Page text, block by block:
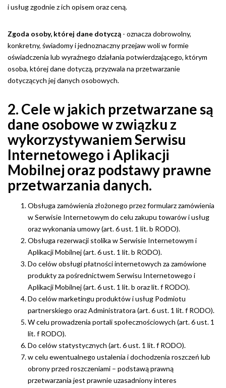
i usług zgodnie z ich opisem oraz ceną.
Zgoda osoby, której dane dotyczą - oznacza dobrowolny,
konkretny, świadomy i jednoznaczny przejaw woli w formie
oświadczenia lub wyraźnego działania potwierdzającego, którym
osoba, której dane dotyczą, przyzwala na przetwarzanie
dotyczących jej danych osobowych.
2. Cele w jakich przetwarzane są
dane osobowe w związku z
wykorzystywaniem Serwisu
Internetowego i Aplikacji
Mobilnej oraz podstawy prawne
przetwarzania danych.
Obsługa zamówienia złożonego przez formularz zamówienia
w Serwisie Internetowym do celu zakupu towarów i usług
oraz wykonania umowy (art. 6 ust. 1 lit. b RODO).
Obsługa rezerwacji stolika w Serwisie Internetowym i
Aplikacji Mobilnej (art. 6 ust. 1 lit. b RODO).
Do celów obsługi płatności internetowych za zamówione
produkty za pośrednictwem Serwisu Internetowego i
Aplikacji Mobilnej (art. 6 ust. 1 lit. b oraz lit. f RODO).
Do celów marketingu produktów i usług Podmiotu
partnerskiego oraz Administratora (art. 6 ust. 1 lit. f RODO).
W celu prowadzenia portali społecznościowych (art. 6 ust. 1
lit. f RODO).
Do celów statystycznych (art. 6 ust. 1 lit. f RODO).
w celu ewentualnego ustalenia i dochodzenia roszczeń lub
obrony przed roszczeniami – podstawą prawną
przetwarzania jest prawnie uzasadniony interes